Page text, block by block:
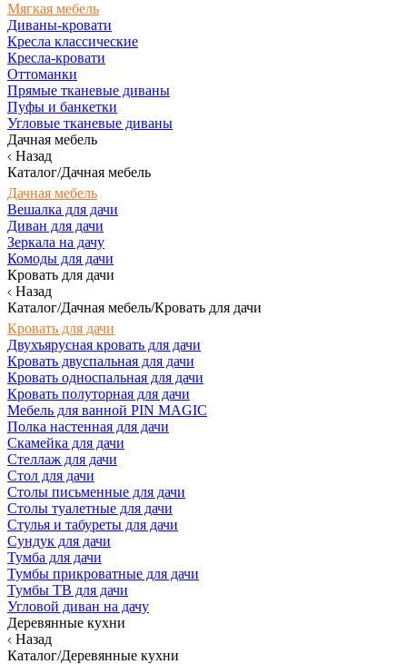
Мягкая мебель
Диваны-кровати
Кресла классические
Кресла-кровати
Оттоманки
Прямые тканевые диваны
Пуфы и банкетки
Угловые тканевые диваны
Дачная мебель
Назад
Каталог/Дачная мебель
Дачная мебель
Вешалка для дачи
Диван для дачи
Зеркала на дачу
Комоды для дачи
Кровать для дачи
Назад
Каталог/Дачная мебель/Кровать для дачи
Кровать для дачи
Двухъярусная кровать для дачи
Кровать двуспальная для дачи
Кровать односпальная для дачи
Кровать полуторная для дачи
Мебель для ванной PIN MAGIC
Полка настенная для дачи
Скамейка для дачи
Стеллаж для дачи
Стол для дачи
Столы письменные для дачи
Столы туалетные для дачи
Стулья и табуреты для дачи
Сундук для дачи
Тумба для дачи
Тумбы прикроватные для дачи
Тумбы ТВ для дачи
Угловой диван на дачу
Деревянные кухни
Назад
Каталог/Деревянные кухни